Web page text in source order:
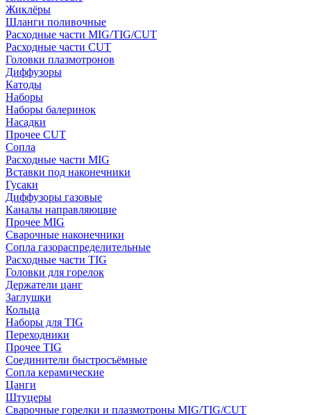
Жиклёры
Шланги поливочные
Расходные части MIG/TIG/CUT
Расходные части CUT
Головки плазмотронов
Диффузоры
Катоды
Наборы
Наборы балеринок
Насадки
Прочее CUT
Сопла
Расходные части MIG
Вставки под наконечники
Гусаки
Диффузоры газовые
Каналы направляющие
Прочее MIG
Сварочные наконечники
Сопла газораспределительные
Расходные части TIG
Головки для горелок
Держатели цанг
Заглушки
Кольца
Наборы для TIG
Переходники
Прочее TIG
Соединители быстросъёмные
Сопла керамические
Цанги
Штуцеры
Сварочные горелки и плазмотроны MIG/TIG/CUT